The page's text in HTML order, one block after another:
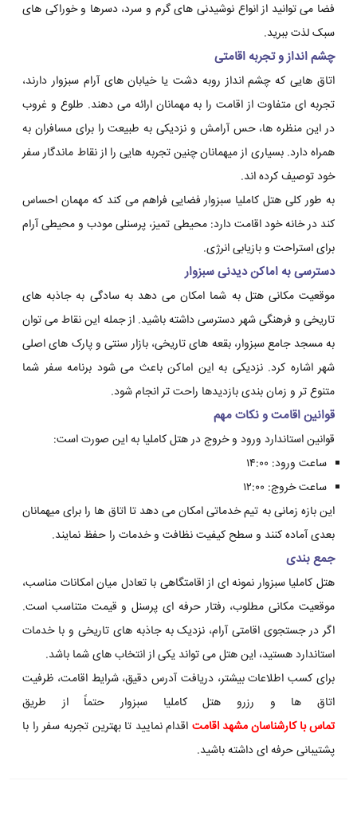
فضا می توانید از انواع نوشیدنی های گرم و سرد، دسرها و خوراکی های
سبک لذت ببرید.
چشم انداز و تجربه اقامتی
اتاق هایی که چشم انداز روبه دشت یا خیابان های آرام سبزوار دارند،
تجربه ای متفاوت از اقامت را به مهمانان ارائه می دهند. طلوع و غروب
در این منظره ها، حس آرامش و نزدیکی به طبیعت را برای مسافران به
همراه دارد. بسیاری از میهمانان چنین تجربه هایی را از نقاط ماندگار سفر
خود توصیف کرده اند.
به طور کلی هتل کاملیا سبزوار فضایی فراهم می کند که مهمان احساس
کند در خانه خود اقامت دارد: محیطی تمیز، پرسنلی مودب و محیطی آرام
برای استراحت و بازیابی انرژی.
دسترسی به اماکن دیدنی سبزوار
موقعیت مکانی هتل به شما امکان می دهد به سادگی به جاذبه های
تاریخی و فرهنگی شهر دسترسی داشته باشید. از جمله این نقاط می توان
به مسجد جامع سبزوار، بقعه های تاریخی، بازار سنتی و پارک های اصلی
شهر اشاره کرد. نزدیکی به این اماکن باعث می شود برنامه سفر شما
متنوع تر و زمان بندی بازدیدها راحت تر انجام شود.
قوانین اقامت و نکات مهم
قوانین استاندارد ورود و خروج در هتل کاملیا به این صورت است:
ساعت ورود: ۱۴:۰۰
ساعت خروج: ۱۲:۰۰
این بازه زمانی به تیم خدماتی امکان می دهد تا اتاق ها را برای میهمانان
بعدی آماده کنند و سطح کیفیت نظافت و خدمات را حفظ نمایند.
جمع بندی
هتل کاملیا سبزوار نمونه ای از اقامتگاهی با تعادل میان امکانات مناسب،
موقعیت مکانی مطلوب، رفتار حرفه ای پرسنل و قیمت متناسب است.
اگر در جستجوی اقامتی آرام، نزدیک به جاذبه های تاریخی و با خدمات
استاندارد هستید، این هتل می تواند یکی از انتخاب های شما باشد.
برای کسب اطلاعات بیشتر، دریافت آدرس دقیق، شرایط اقامت، ظرفیت
اتاق ها و رزرو هتل کاملیا سبزوار حتماً از طریق
تماس با کارشناسان مشهد اقامت اقدام نمایید تا بهترین تجربه سفر را با
پشتیبانی حرفه ای داشته باشید.